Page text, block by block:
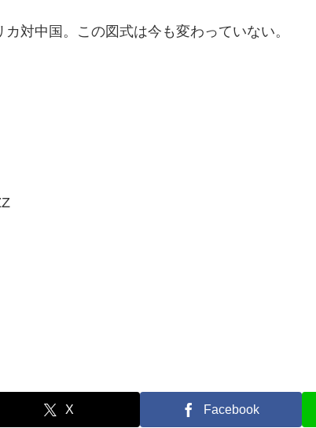
カ対中国。この図式は今も変わっていない。
X Facebook